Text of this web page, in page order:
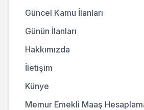
Güncel Kamu İlanları
Günün İlanları
Hakkımızda
İletişim
Künye
Memur Emekli Maaş